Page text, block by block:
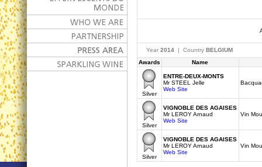
Year 2014| Country BELGIUM
Awards
Name
Silver
ENTRE-DEUX-MONTS
Mr STEEL Jelle
Web Site
Silver
VIGNOBLE DES AGAISES
Mr LEROY Arnaud
Web Site
Vin
Silver
VIGNOBLE DES AGAISES
Mr LEROY Arnaud
Web Site
Vin